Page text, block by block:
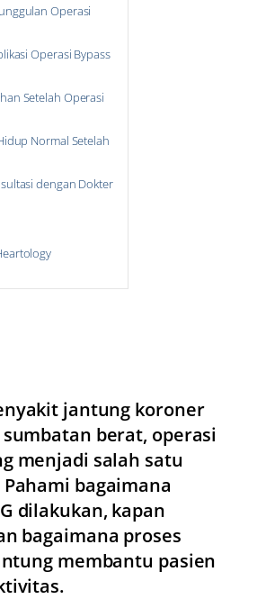
Operasi
Operasi Bypass
Setelah Operasi
Normal Setelah
dengan Dokter
jantung koroner
berat, operasi
menjadi salah satu
bagaimana
dilakukan, kapan
bagaimana proses
membantu pasien